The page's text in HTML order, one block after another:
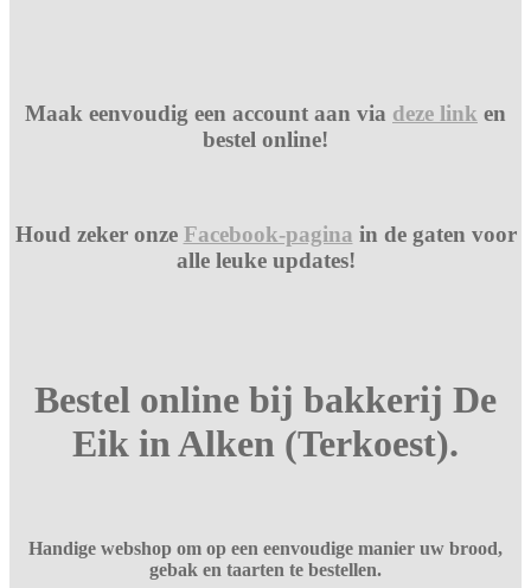
Maak eenvoudig een account aan via deze link en
bestel online!
Houd zeker onze Facebook-pagina in de gaten voor
alle leuke updates!
Bestel online bij bakkerij De
Eik in Alken (Terkoest).
Handige webshop om op een eenvoudige manier uw brood,
gebak en taarten te bestellen.